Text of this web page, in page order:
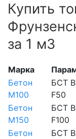
Купить
за 1 м3
Марка
Бетон
М100
БСТ
F50
Бетон
М150
БСТ
F100
Бетон
БСТ